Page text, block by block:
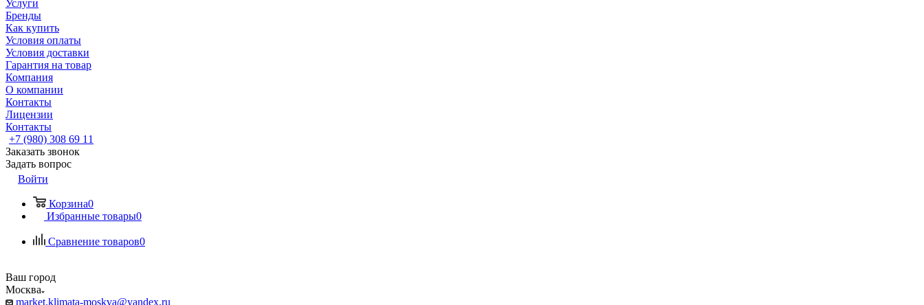
Услуги
Бренды
Как купить
Условия оплаты
Условия доставки
Гарантия на товар
Компания
О компании
Контакты
Лицензии
Контакты
+7 (980) 308 69 11
Заказать звонок
Задать вопрос
Войти
Корзина0
Избранные товары0
Сравнение товаров0
Ваш город
Москва
market.klimata-moskva@yandex.ru